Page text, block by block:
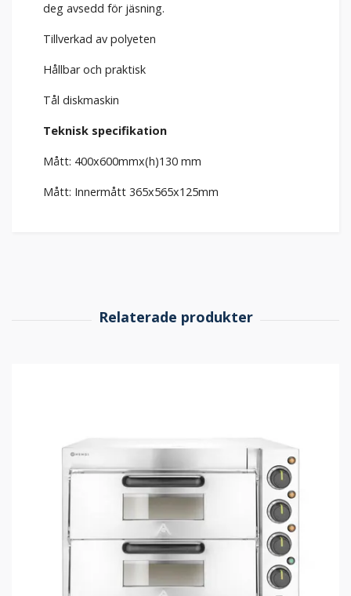
deg avsedd för jäsning.
Tillverkad av polyeten
Hållbar och praktisk
Tål diskmaskin
Teknisk specifikation
Mått: 400x600mmx(h)130 mm
Mått: Innermått 365x565x125mm